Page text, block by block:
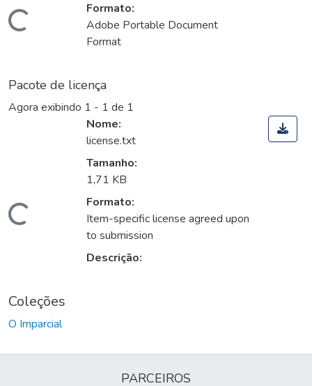
Carregando...
Formato:
Adobe Portable Document
Format
Pacote de licença
Agora exibindo 1 - 1 de 1
Carregando...
Nome:
license.txt
Tamanho:
1,71 KB
Formato:
Item-specific license agreed upon
to submission
Descrição:
Coleções
O Imparcial
PARCEIROS